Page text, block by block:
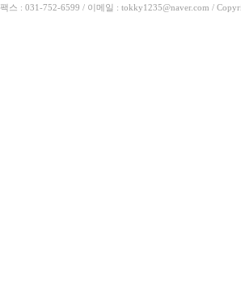
팩스 : 031-752-6599 / 이메일 : tokky1235@naver.com /